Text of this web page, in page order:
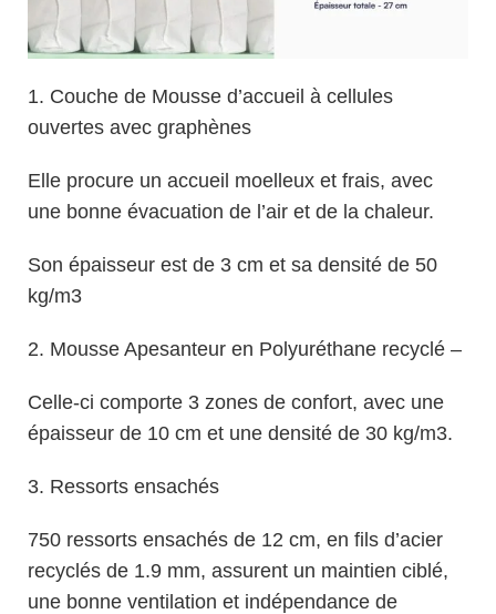
1. Couche de Mousse d’accueil à cellules
ouvertes avec graphènes
Elle procure un accueil moelleux et frais, avec
une bonne évacuation de l’air et de la chaleur.
Son épaisseur est de 3 cm et sa densité de 50
kg/m3
2. Mousse Apesanteur en Polyuréthane recyclé –
Celle-ci comporte 3 zones de confort, avec une
épaisseur de 10 cm et une densité de 30 kg/m3.
3. Ressorts ensachés
750 ressorts ensachés de 12 cm, en fils d’acier
recyclés de 1.9 mm, assurent un maintien ciblé,
une bonne ventilation et indépendance de